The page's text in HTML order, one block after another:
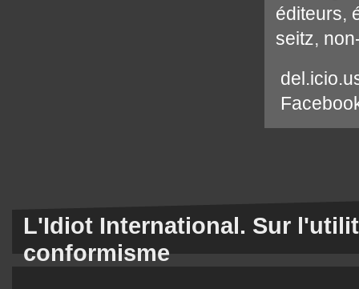
éditeurs,
seitz,
L'Idiot International. Sur
conformisme